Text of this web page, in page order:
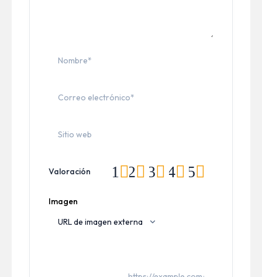
Valoración 5
4
3
2
1
Imagen